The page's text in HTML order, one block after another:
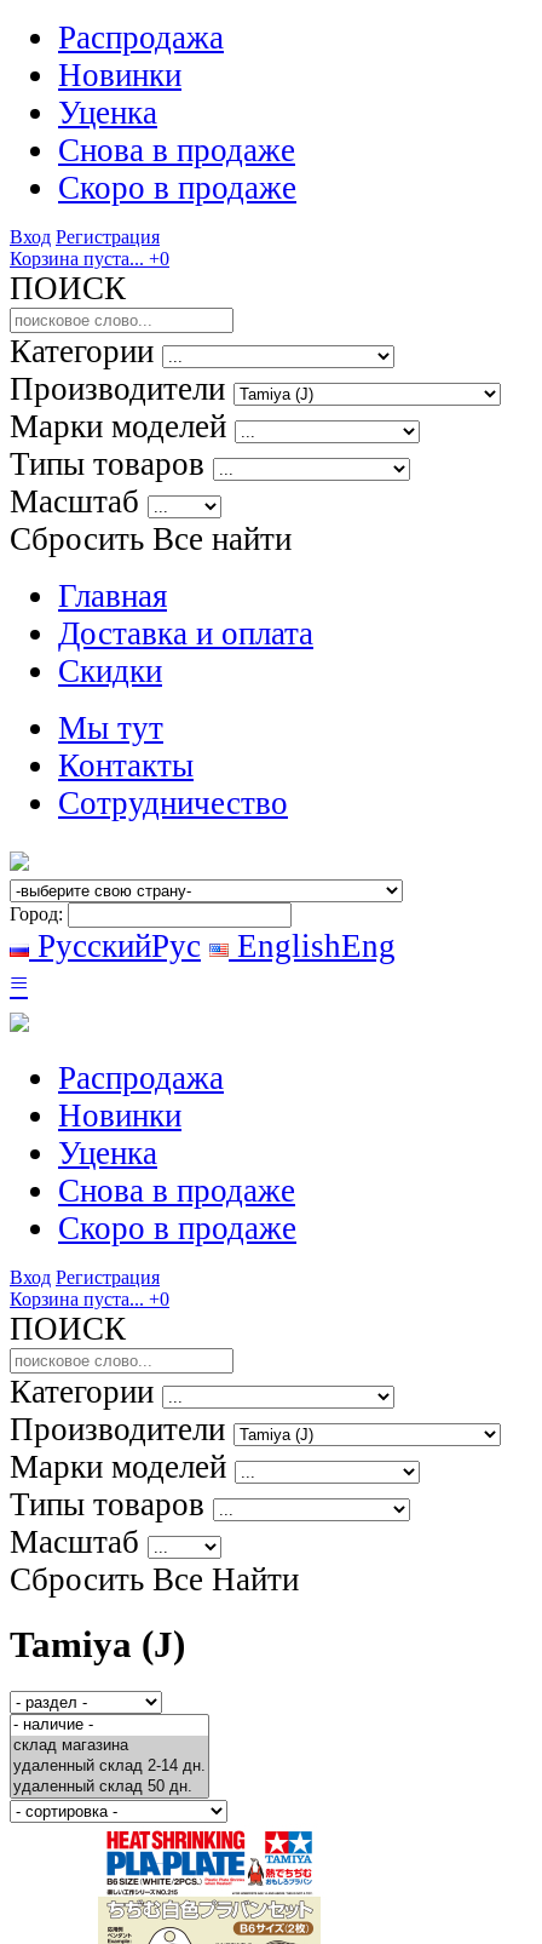
Распродажа
Новинки
Уценка
Снова в продаже
Скоро в продаже
Вход Регистрация
Корзина пуста... +0
ПОИСК
Категории
Производители
Марки моделей
Типы товаров
Масштаб
Сбросить Все найти
Главная
Доставка и оплата
Скидки
Мы тут
Контакты
Сотрудничество
Город:
РусскийРус EnglishEng
≡
Распродажа
Новинки
Уценка
Снова в продаже
Скоро в продаже
Вход Регистрация
Корзина пуста... +0
ПОИСК
Категории
Производители
Марки моделей
Типы товаров
Масштаб
Сбросить Все Найти
Tamiya (J)